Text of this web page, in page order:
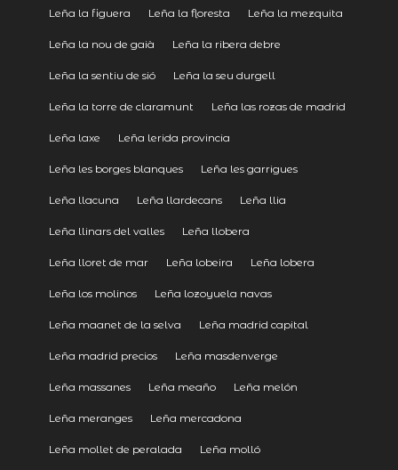
Leña la figuera Leña la floresta Leña la mezquita
Leña la nou de gaià Leña la ribera debre
Leña la sentiu de sió Leña la seu durgell
Leña la torre de claramunt Leña las rozas de madrid
Leña laxe Leña lerida provincia
Leña les borges blanques Leña les garrigues
Leña llacuna Leña llardecans Leña llia
Leña llinars del valles Leña llobera
Leña lloret de mar Leña lobeira Leña lobera
Leña los molinos Leña lozoyuela navas
Leña maanet de la selva Leña madrid capital
Leña madrid precios Leña masdenverge
Leña massanes Leña meaño Leña melón
Leña meranges Leña mercadona
Leña mollet de peralada Leña molló